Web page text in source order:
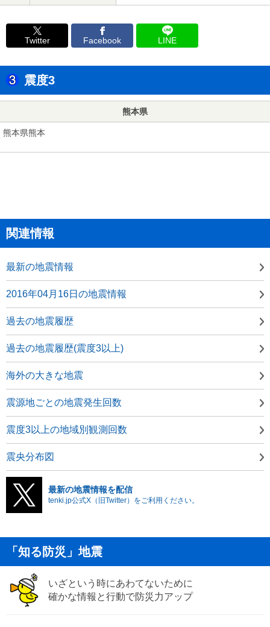
Twitter Facebook LINE
震度3
熊本県
熊本県熊本
関連情報
最新の地震情報
2016年04月16日の地震情報
過去の地震履歴
過去の地震履歴(震度3以上)
海外の大きな地震
震源地ごとの地震発生回数
震度3以上の地域別観測回数
震央分布図
最新の地震情報を配信
tenki.jp公式X（旧Twitter）をご利用ください。
「知る防災」地震
いざという時にあわてないために
確かな情報と行動で防災力アップ